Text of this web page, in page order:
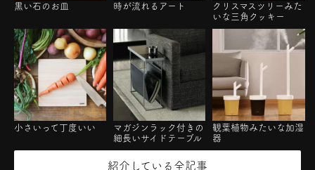
黒い石のお皿 時が流れるアート
クリスマスツリーみた
いな三角クッキー
小さいって丁度いい
マガジンラック付きの
細長いサイドテーブル
観葉植物みたいな加湿
器
紹介している全記事